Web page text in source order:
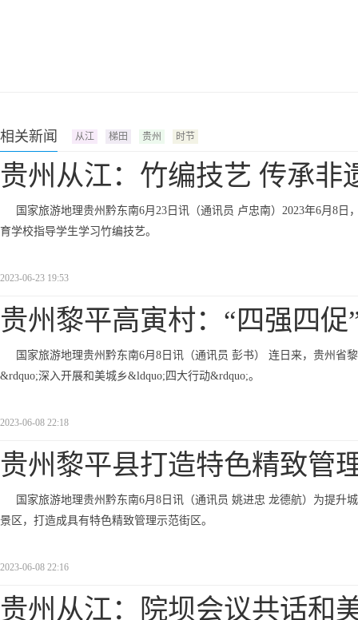
相关新闻 从江 梯田 贵州 时节
贵州从江：竹编技艺 传承非
国家旅游地理贵州黔东南6月23日讯（通讯员 卢忠南）2023年6月8
育学校指导学生学习竹编技艺。
2023-06-23 19:53
贵州黎平高寅村：“四强四促
国家旅游地理贵州黔东南6月8日讯（通讯员 彭书） 连日来，贵州省
&rdquo;深入开展和美城乡&ldquo;四大行动&rdquo;。
2023-06-08 22:18
贵州黎平县打造特色精致管
国家旅游地理贵州黔东南6月8日讯（通讯员 姚进忠 龙德航）为提
景区，打造成具有特色精致管理示范街区。
2023-06-08 22:16
贵州从江：院坝会议共话和